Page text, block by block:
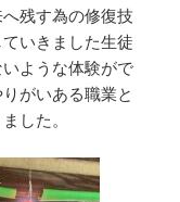
残す為の修復技
いきました生徒
ような体験がで
がいある職業と
した。